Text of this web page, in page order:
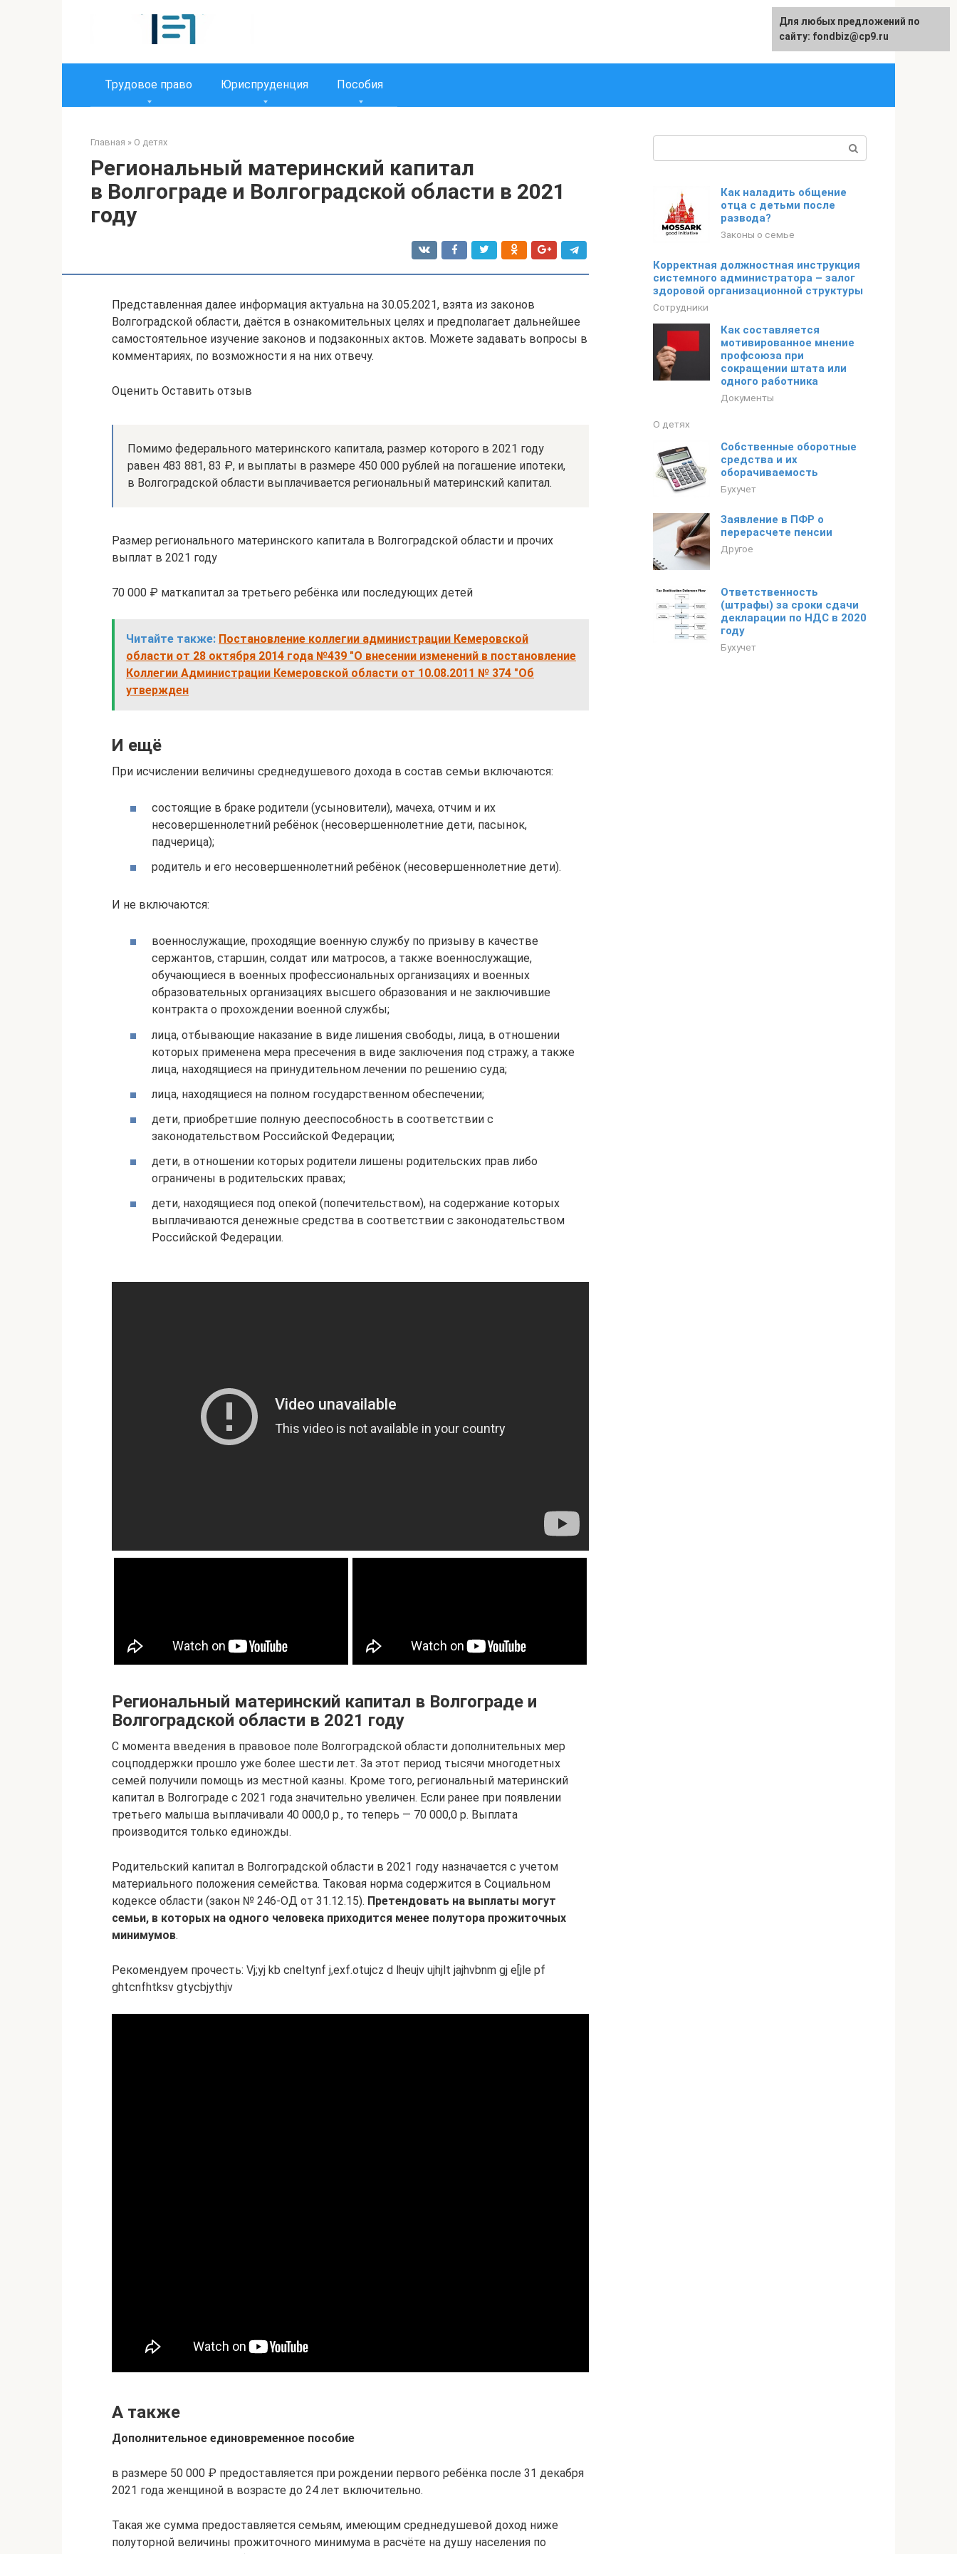
English
Трудовое право Юриспруденция Пособия
Главная » О детях
Региональный материнский капитал
в Волгограде и Волгоградской области в 2021
году
Представленная далее информация актуальна на 30.05.2021, взята из законов
Волгоградской области, даётся в ознакомительных целях и предполагает дальнейшее
самостоятельное изучение законов и подзаконных актов. Можете задавать вопросы в
комментариях, по возможности я на них отвечу.
Оценить Оставить отзыв
Помимо федерального материнского капитала, размер которого в 2021 году
равен 483 881, 83 ₽, и выплаты в размере 450 000 рублей на погашение ипотеки,
в Волгоградской области выплачивается региональный материнский капитал.
Размер регионального материнского капитала в Волгоградской области и прочих
выплат в 2021 году
70 000 ₽ маткапитал за третьего ребёнка или последующих детей
Читайте также: Постановление коллегии администрации Кемеровской
области от 28 октября 2014 года №439 "О внесении изменений в постановление
Коллегии Администрации Кемеровской области от 10.08.2011 № 374 "Об
утвержден
И ещё
При исчислении величины среднедушевого дохода в состав семьи включаются:
состоящие в браке родители (усыновители), мачеха, отчим и их
несовершеннолетний ребёнок (несовершеннолетние дети, пасынок,
падчерица);
родитель и его несовершеннолетний ребёнок (несовершеннолетние дети).
И не включаются:
военнослужащие, проходящие военную службу по призыву в качестве
сержантов, старшин, солдат или матросов, а также военнослужащие,
обучающиеся в военных профессиональных организациях и военных
образовательных организациях высшего образования и не заключившие
контракта о прохождении военной службы;
лица, отбывающие наказание в виде лишения свободы, лица, в отношении
которых применена мера пресечения в виде заключения под стражу, а также
лица, находящиеся на принудительном лечении по решению суда;
лица, находящиеся на полном государственном обеспечении;
дети, приобретшие полную дееспособность в соответствии с
законодательством Российской Федерации;
дети, в отношении которых родители лишены родительских прав либо
ограничены в родительских правах;
дети, находящиеся под опекой (попечительством), на содержание которых
выплачиваются денежные средства в соответствии с законодательством
Российской Федерации.
Региональный материнский капитал в Волгограде и
Волгоградской области в 2021 году
С момента введения в правовое поле Волгоградской области дополнительных мер
соцподдержки прошло уже более шести лет. За этот период тысячи многодетных
семей получили помощь из местной казны. Кроме того, региональный материнский
капитал в Волгограде с 2021 года значительно увеличен. Если ранее при появлении
третьего малыша выплачивали 40 000,0 р., то теперь — 70 000,0 р. Выплата
производится только единожды.
Родительский капитал в Волгоградской области в 2021 году назначается с учетом
материального положения семейства. Таковая норма содержится в Социальном
кодексе области (закон № 246-ОД от 31.12.15). Претендовать на выплаты могут
семьи, в которых на одного человека приходится менее полутора прожиточных
минимумов.
Рекомендуем прочесть: Vj;yj kb cneltynf j,exf.otujcz d lheujv ujhjlt jajhvbnm gj e[jle pf
ghtcnfhtksv gtycbjythjv
А также
Дополнительное единовременное пособие
в размере 50 000 ₽ предоставляется при рождении первого ребёнка после 31 декабря
2021 года женщиной в возрасте до 24 лет включительно.
Такая же сумма предоставляется семьям, имеющим среднедушевой доход ниже
полуторной величины прожиточного минимума в расчёте на душу населения по
Как наладить общение
отца с детьми после
развода?
Законы о семье
Корректная должностная инструкция
системного администратора – залог
здоровой организационной структуры
Сотрудники
Как составляется
мотивированное мнение
профсоюза при
сокращении штата или
одного работника
Документы
О детях
Собственные оборотные
средства и их
оборачиваемость
Бухучет
Заявление в ПФР о
перерасчете пенсии
Другое
Ответственность
(штрафы) за сроки сдачи
декларации по НДС в 2020
году
Бухучет
Для любых предложений по
сайту: fondbiz@cp9.ru